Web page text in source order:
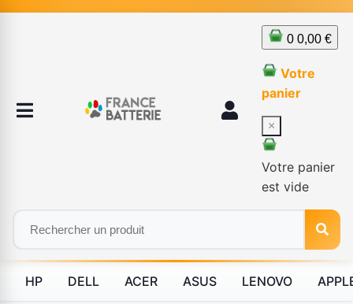
0 0,00 €
Votre
panier
×
Votre panier
est vide
HP DELL ACER ASUS LENOVO